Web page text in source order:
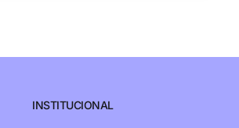
INSTITUCIONAL